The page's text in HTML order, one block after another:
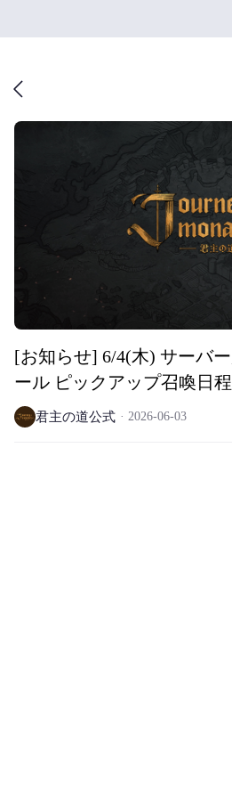
[お知らせ] 6/4(木) サーバ
ール ピックアップ召喚日
君主の道公式 2026-06-03